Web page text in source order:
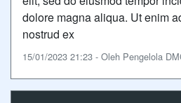
dolore magna aliqua. Ut enim
nostrud ex
15/01/2023 21:23 - Oleh Pengelola